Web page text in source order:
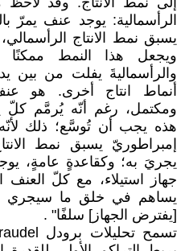
الرأسمالية: يوجد عنف ‏يمرّ
يسبق نمط الانتاج
ويجعل هذا ‏النمط
والرأسماليةَ ‏يفلت من بين
أنماط ‏انتاج أخرى.
‏ومكتمل، رغم أنّه يُرمَّم كلّ
هذه يجب أن تُوسَّع؛ ذلك
إمبراطوريّ يسبق نمط
يجريَ به؛ وكقاعدةٍ عامةٍ،
جهاز استيلاء، مع ‏كلّ
يساهم في ‏خلق ما سيجري
[يفترض ‏الجهاز] سلفًا"‏ ‏.‏